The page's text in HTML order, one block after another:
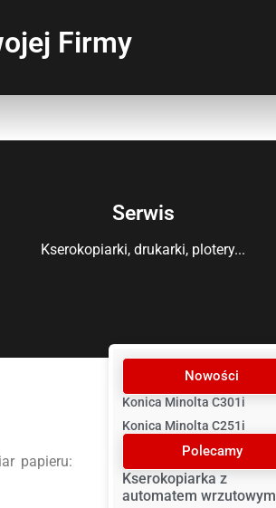
Firmy
Serwis
Kserokopiarki, drukarki, plotery...
papieru:
Nowości
Konica Minolta C301i
Konica Minolta C251i
Polecamy
Kserokopiarka z
automatem wrzutowym